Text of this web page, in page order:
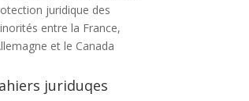
juridique des
entre la France,
et le Canada
juriduqes